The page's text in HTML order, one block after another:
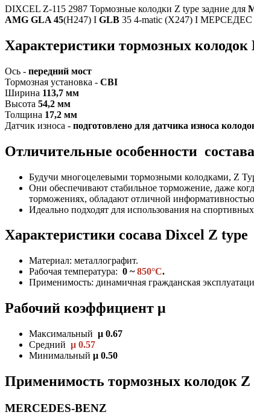
DIXCEL Z-115 2987 Тормозные колодки Z type задние для
AMG GLA 45(H247) I GLB 35 4-matic (X247) I МЕРСЕДЕС
Характеристики тормозных колодок
Ось - передний мост
Тормозная установка - CBI
Ширина 113,7 мм
Высота 54,2 мм
Толщина 17,2 мм
Датчик износа - подготовлено для датчика износа
Отличительные особенности
Будучи многоцелевыми тормозными колодками, Z
Они обеспечивают стабильное торможение, даже
торможениях, обладают отличной
Идеально подходят для использования на
Характеристики сосава Dixcel Z type
Материал: металлографит.
Рабочая температура: 0 ~850°C.
Применимость: динамичная гражданская
Рабочий коэффициент μ
Максимальный μ 0.67
Средний μ 0.57
Минимальный μ 0.50
Применимость тормозных колодок Z
MERCEDES-BENZ